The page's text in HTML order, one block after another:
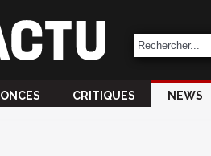
CRITIQUES NEWS